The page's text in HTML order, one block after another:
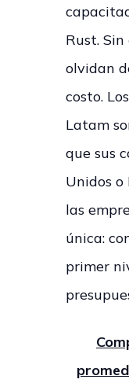
Rust. Sin
olvidan
costo.
Latam
que sus
Unidos o
las
única:
primer